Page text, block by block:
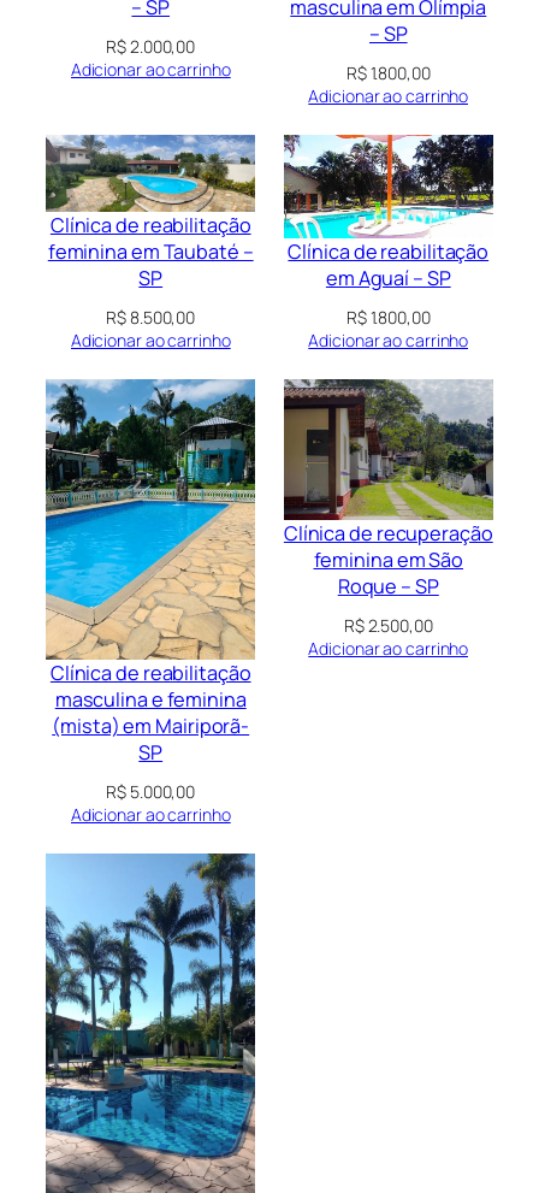
– SP
R$2.000,00
Adicionar ao carrinho
masculina em Olímpia
– SP
R$1.800,00
Adicionar ao carrinho
Clínica de reabilitação
feminina em Taubaté –
SP
R$8.500,00
Adicionar ao carrinho
Clínica de reabilitação
em Aguaí – SP
R$1.800,00
Adicionar ao carrinho
Clínica de reabilitação
masculina e feminina
(mista) em Mairiporã-
SP
R$ 5.000,00
Adicionar ao carrinho
Clínica de recuperação
feminina em São
Roque – SP
R$2.500,00
Adicionar ao carrinho